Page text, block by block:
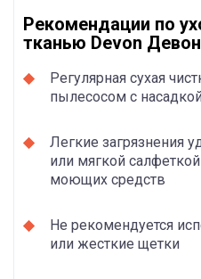
Рекомендации по
тканью Devon Девон
Регулярная сухая
пылесосом с
Легкие загрязнения
или мягкой
моющих средств
Не рекомендуется
или жесткие щетки